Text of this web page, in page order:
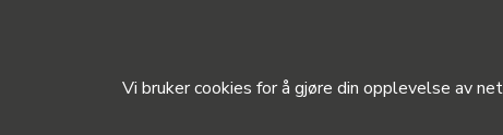
Vi bruker cookies for å gjøre din opplevelse av